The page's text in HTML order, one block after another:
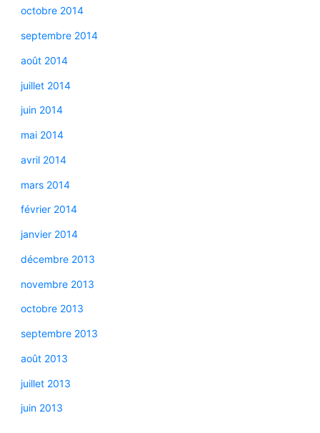
octobre 2014
septembre 2014
août 2014
juillet 2014
juin 2014
mai 2014
avril 2014
mars 2014
février 2014
janvier 2014
décembre 2013
novembre 2013
octobre 2013
septembre 2013
août 2013
juillet 2013
juin 2013